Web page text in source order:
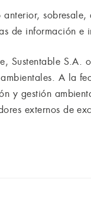
anterior,
de información e
Sustentable
A la
y gestión
externos de